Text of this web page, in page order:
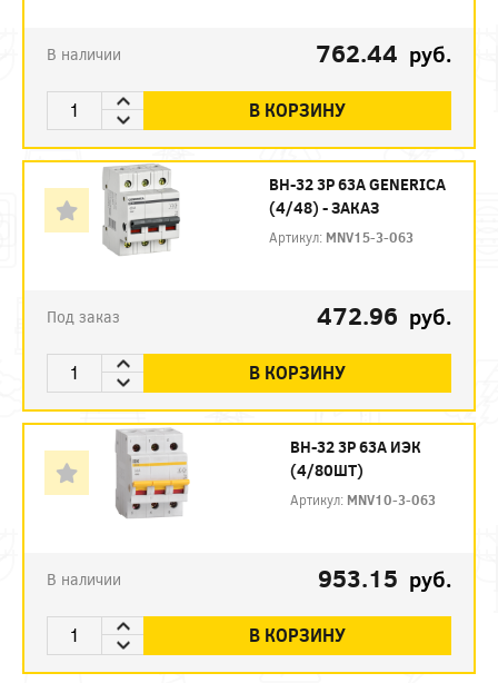
В наличии 762.44 руб.
В КОРЗИНУ
ВН-32 3P 63А GENERICA
(4/48) - ЗАКАЗ
Артикул: MNV15-3-063
Под заказ 472.96 руб.
В КОРЗИНУ
ВН-32 3P 63А ИЭК
(4/80ШТ)
Артикул: MNV10-3-063
В наличии 953.15 руб.
В КОРЗИНУ